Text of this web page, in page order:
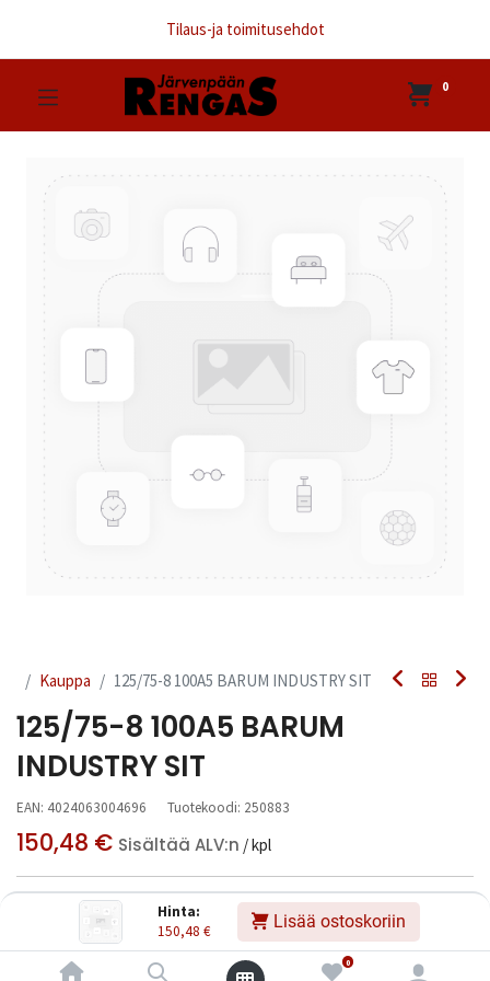
Hinta:
150,48 € Lisää ostoskoriin
0
Tilaus-ja toimitusehdot
0
Kauppa 125/75-8 100A5 BARUM INDUSTRY SIT
125/75-8 100A5 BARUM
INDUSTRY SIT
EAN: 4024063004696 Tuotekoodi: 250883
150,48 € Sisältää ALV:n / kpl
Toimittajilla (ulkomaa):
Saatavilla
Toimitusaika:
3 arkipäivää